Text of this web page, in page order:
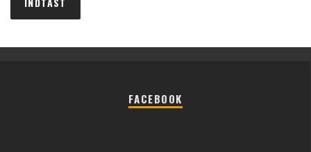
FACEBOOK